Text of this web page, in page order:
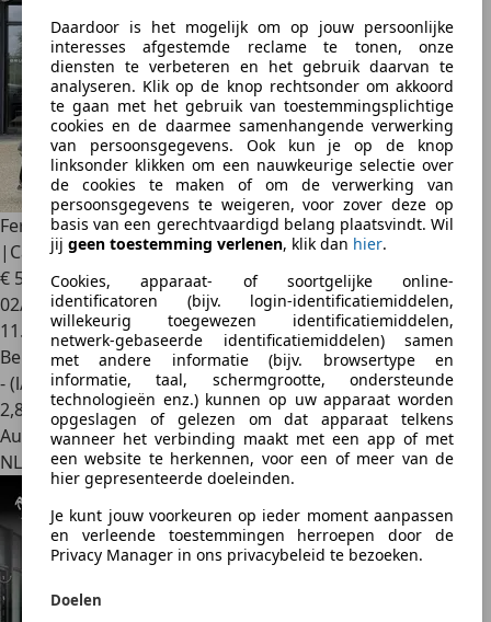
Daardoor is het mogelijk om op jouw persoonlijke
interesses afgestemde reclame te tonen, onze
diensten te verbeteren en het gebruik daarvan te
analyseren. Klik op de knop rechtsonder om akkoord
te gaan met het gebruik van toestemmingsplichtige
cookies en de daarmee samenhangende verwerking
van persoonsgegevens. Ook kun je op de knop
linksonder klikken om een nauwkeurige selectie over
de cookies te maken of om de verwerking van
persoonsgegevens te weigeren, voor zover deze op
basis van een gerechtvaardigd belang plaatsvindt. Wil
jij geen toestemming verlenen, klik dan hier.
Cookies, apparaat- of soortgelijke online-
identificatoren (bijv. login-identificatiemiddelen,
willekeurig toegewezen identificatiemiddelen,
netwerk-gebaseerde identificatiemiddelen) samen
met andere informatie (bijv. browsertype en
informatie, taal, schermgrootte, ondersteunde
technologieën enz.) kunnen op uw apparaat worden
opgeslagen of gelezen om dat apparaat telkens
wanneer het verbinding maakt met een app of met
een website te herkennen, voor een of meer van de
hier gepresenteerde doeleinden.
Je kunt jouw voorkeuren op ieder moment aanpassen
en verleende toestemmingen herroepen door de
Privacy Manager in ons privacybeleid te bezoeken.
Doelen
Ferrari 812 GTS 6.5 V12
|CarbonIn&Exterieur|Novitec|NLauto
€ 589.950
02/2023
11.200 km
Benzine
- (l/100 km)
2,8
Autobedrijf
NL 1817 BA